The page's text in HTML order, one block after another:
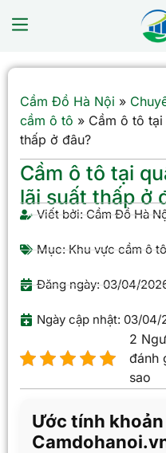
Cầm Đồ Hà Nội »
cầm ô tô » Cầm ô tô
thấp ở đâu?
Cầm ô tô tại
lãi suất thấp ở
Viết bởi:Cầm Đồ Hà
Mục: Khu vực cầm ô tô
Đăng ngày: 03/04/
Ngày cập nhật: 03/04/
2
đánh
sao
Ước tính